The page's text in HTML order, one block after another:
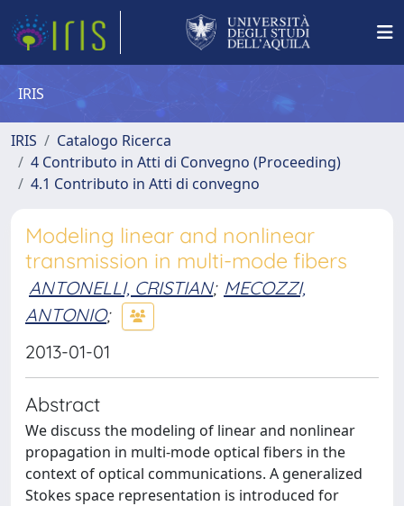
IRIS
IRIS
Catalogo Ricerca
4 Contributo in Atti di Convegno (Proceeding)
4.1 Contributo in Atti di convegno
Modeling linear and nonlinear
transmission in multi-mode fibers
ANTONELLI, CRISTIAN; MECOZZI,
ANTONIO;
2013-01-01
Abstract
We discuss the modeling of linear and nonlinear
propagation in multi-mode optical fibers in the
context of optical communications. A generalized
Stokes space representation is introduced for